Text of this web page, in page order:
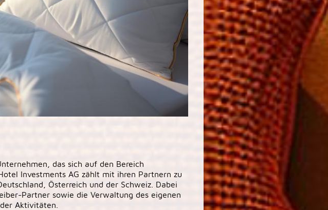
das sich auf den Bereich
Investments AG zählt mit ihren Partnern zu
Österreich und der Schweiz. Dabei
Partner sowie die Verwaltung des eigenen
Aktivitäten.